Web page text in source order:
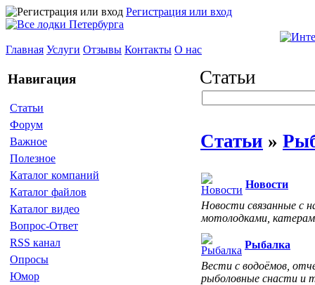
Регистрация или вход
Главная Услуги Отзывы Контакты О нас
Навигация
Статьи
Форум
Важное
Полезное
Каталог компаний
Каталог файлов
Каталог видео
Вопрос-Ответ
RSS канал
Опросы
Юмор
Статьи
Статьи »
Новости
Новости связанные с
мотолодками,
Рыбалка
Вести с водоёмов,
рыболовные снасти и